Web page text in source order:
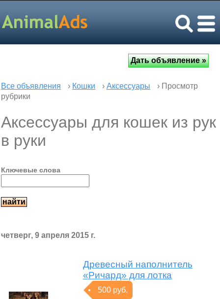
Все объявления › Кошки › Аксессуары
› Просмотр
рубрики
Аксессуары для кошек из рук
в руки
Ключевые слова
четверг, 9 апреля 2015 г.
Древесный наполнитель
«Ричард» для лотка
500 руб.